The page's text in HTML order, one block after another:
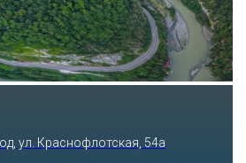
ул. Краснофлотская, 54а